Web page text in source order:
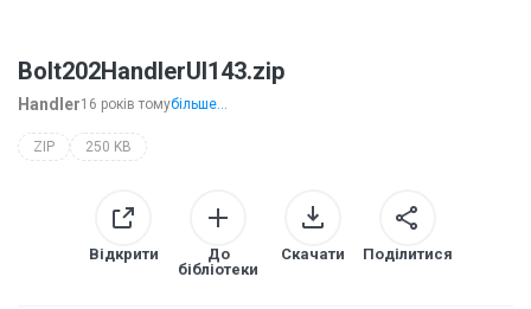
Bolt202HandlerUI143.zip
Handler16 років томубільше...
ZIP 250 KB
Відкрити
До
бібліотеки
Скачати Поділитися